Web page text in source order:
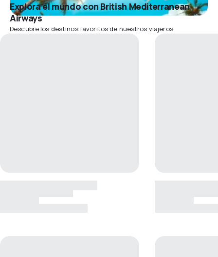
Explora el mundo con British Mediterranean
Airways
Descubre los destinos favoritos de nuestros viajeros